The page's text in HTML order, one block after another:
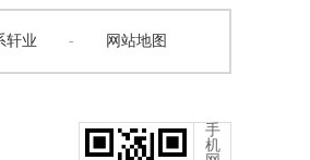
轩业 - 网站地图
手
机